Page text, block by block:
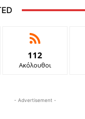
112
Ακόλουθοι
- Advertisement -